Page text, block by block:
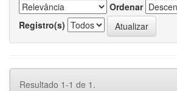
Ordenar
Registro(s)
Resultado 1-1 de 1.